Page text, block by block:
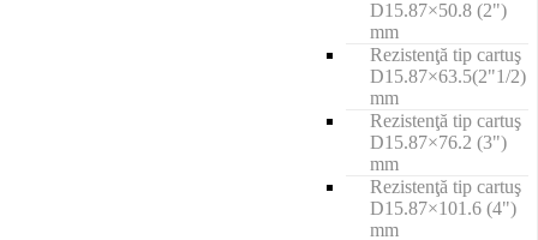
D15.87×50.8 (2")
mm
Rezistenţă tip cartuş
D15.87×63.5(2"1/2)
mm
Rezistenţă tip cartuş
D15.87×76.2 (3")
mm
Rezistenţă tip cartuş
D15.87×101.6 (4")
mm